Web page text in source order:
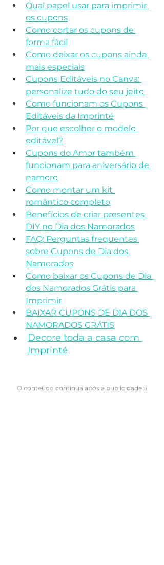
Qual papel usar para imprimir
os cupons
Como cortar os cupons de
forma fácil
Como deixar os cupons ainda
mais especiais
Cupons Editáveis no Canva:
personalize tudo do seu jeito
Como funcionam os Cupons
Editáveis da Imprinté
Por que escolher o modelo
editável?
Cupons do Amor também
funcionam para aniversário de
namoro
Como montar um kit
romântico completo
Benefícios de criar presentes
DIY no Dia dos Namorados
FAQ: Perguntas frequentes
sobre Cupons de Dia dos
Namorados
Como baixar os Cupons de Dia
dos Namorados Grátis para
Imprimir
BAIXAR CUPONS DE DIA DOS
NAMORADOS GRÁTIS
Decore toda a casa com
Imprinté
O conteúdo continua após a publicidade :)